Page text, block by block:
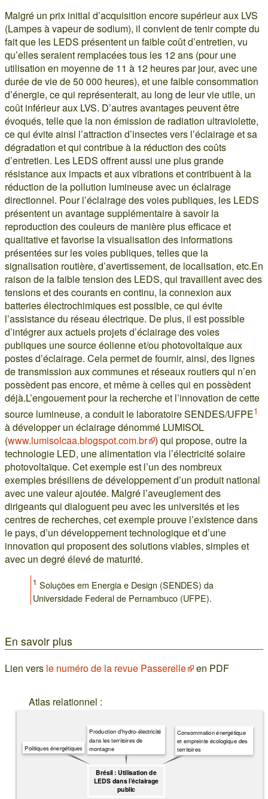
Malgré un prix initial d’acquisition encore supérieur aux LVS
(Lampes à vapeur de sodium), il convient de tenir compte du
fait que les LEDS présentent un faible coût d’entretien, vu
qu’elles seraient remplacées tous les 12 ans (pour une
utilisation en moyenne de 11 à 12 heures par jour, avec une
durée de vie de 50 000 heures), et une faible consommation
d’énergie, ce qui représenterait, au long de leur vie utile, un
coût inférieur aux LVS. D’autres avantages peuvent être
évoqués, telle que la non émission de radiation ultraviolette,
ce qui évite ainsi l’attraction d’insectes vers l’éclairage et sa
dégradation et qui contribue à la réduction des coûts
d’entretien. Les LEDS offrent aussi une plus grande
résistance aux impacts et aux vibrations et contribuent à la
réduction de la pollution lumineuse avec un éclairage
directionnel. Pour l’éclairage des voies publiques, les LEDS
présentent un avantage supplémentaire à savoir la
reproduction des couleurs de manière plus efficace et
qualitative et favorise la visualisation des informations
présentées sur les voies publiques, telles que la
signalisation routière, d’avertissement, de localisation, etc.En
raison de la faible tension des LEDS, qui travaillent avec des
tensions et des courants en continu, la connexion aux
batteries électrochimiques est possible, ce qui évite
l’assistance du réseau électrique. De plus, il est possible
d’intégrer aux actuels projets d’éclairage des voies
publiques une source éolienne et/ou photovoltaïque aux
postes d’éclairage. Cela permet de fournir, ainsi, des lignes
de transmission aux communes et réseaux routiers qui n’en
possèdent pas encore, et même à celles qui en possèdent
déjà.L’engouement pour la recherche et l’innovation de cette
source lumineuse, a conduit le laboratoire SENDES/UFPE1
à développer un éclairage dénommé LUMISOL
(www.lumisolcaa.blogspot.com.br ) qui propose, outre la
technologie LED, une alimentation via l’électricité solaire
photovoltaïque. Cet exemple est l’un des nombreux
exemples brésiliens de développement d’un produit national
avec une valeur ajoutée. Malgré l’aveuglement des
dirigeants qui dialoguent peu avec les universités et les
centres de recherches, cet exemple prouve l’existence dans
le pays, d’un développement technologique et d’une
innovation qui proposent des solutions viables, simples et
avec un degré élevé de maturité.
1 Soluções em Energia e Design (SENDES) da
Universidade Federal de Pernambuco (UFPE).
En savoir plus
Lien vers le numéro de la revue Passerelle en PDF
Atlas relationnel :
Brésil : Utilisation de
LEDS dans l’éclairage
public
Consommation énergétique
et empreinte écologique des
territoires
Production d'hydro-électricité
dans les territoires de
montagne
Politiques énergétiques